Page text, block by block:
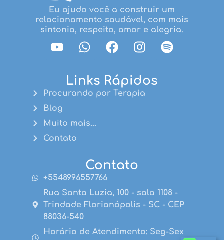
Eu ajudo você a construir um
relacionamento saudável, com mais
sintonia, respeito, amor e alegria.
Links Rápidos
Procurando por Terapia
Blog
Muito mais...
Contato
Contato
+5548996557766
Rua Santa Luzia, 100 - sala 1108 -
Trindade Florianópolis - SC - CEP
88036-540
Horário de Atendimento: Seg-Sex